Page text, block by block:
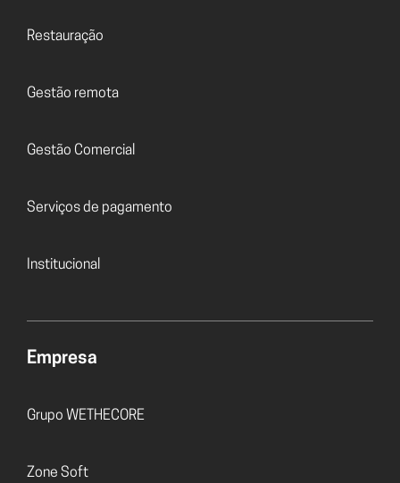
Restauração
Gestão remota
Gestão Comercial
Serviços de pagamento
Institucional
Empresa
Grupo WETHECORE
Zone Soft